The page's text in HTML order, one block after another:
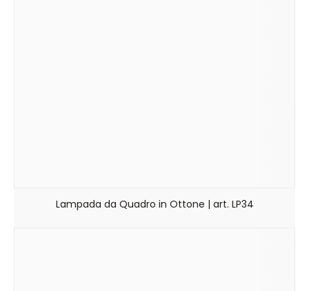
Lampada da Quadro in Ottone | art. LP34